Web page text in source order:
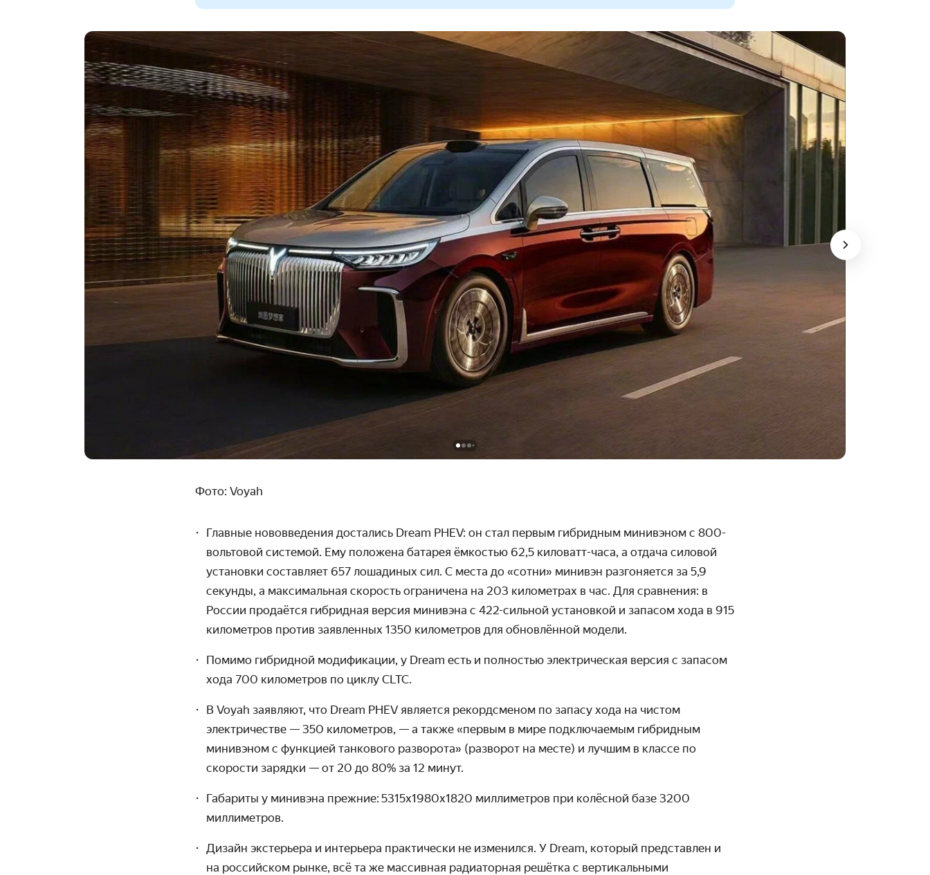
Фото: Voyah
Главные нововведения достались Dream PHEV: он стал первым гибридным минивэном с 800-
вольтовой системой. Ему положена батарея ёмкостью 62,5 киловатт-часа, а отдача силовой
установки составляет 657 лошадиных сил. С места до «сотни» минивэн разгоняется за 5,9
секунды, а максимальная скорость ограничена на 203 километрах в час. Для сравнения: в
России продаётся гибридная версия минивэна с 422-сильной установкой и запасом хода в 915
километров против заявленных 1350 километров для обновлённой модели.
Помимо гибридной модификации, у Dream есть и полностью электрическая версия с запасом
хода 700 километров по циклу CLTC.
В Voyah заявляют, что Dream PHEV является рекордсменом по запасу хода на чистом
электричестве — 350 километров, — а также «первым в мире подключаемым гибридным
минивэном с функцией танкового разворота» (разворот на месте) и лучшим в классе по
скорости зарядки — от 20 до 80% за 12 минут.
Габариты у минивэна прежние: 5315х1980х1820 миллиметров при колёсной базе 3200
миллиметров.
Дизайн экстерьера и интерьера практически не изменился. У Dream, который представлен и
на российском рынке, всё та же массивная радиаторная решётка с вертикальными